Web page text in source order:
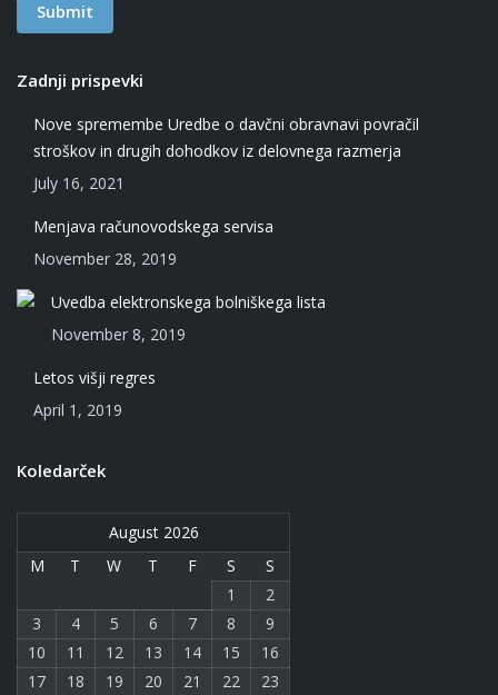
Submit
Zadnji prispevki
Nove spremembe Uredbe o davčni obravnavi povračil
stroškov in drugih dohodkov iz delovnega razmerja
July 16, 2021
Menjava računovodskega servisa
November 28, 2019
Uvedba elektronskega bolniškega lista
November 8, 2019
Letos višji regres
April 1, 2019
Koledarček
August 2026
M
T W T F S
S
1
2
3
4 5 6 7 8
9
10
11 12 13 14 15
16
17
18 19 20 21 22 23